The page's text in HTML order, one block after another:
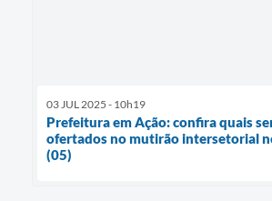
03 JUL 2025 - 10h19
Prefeitura em Ação: confira quais
ofertados no mutirão intersetorial
(05)